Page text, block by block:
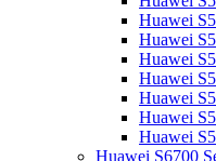
Huawei
Huawei
Huawei
Huawei
Huawei
Huawei
Huawei
Huawei S6700